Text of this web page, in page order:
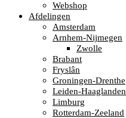
Webshop
Afdelingen
Amsterdam
Arnhem-Nijmegen
Zwolle
Brabant
Fryslân
Groningen-Drenthe
Leiden-Haaglanden
Limburg
Rotterdam-Zeeland